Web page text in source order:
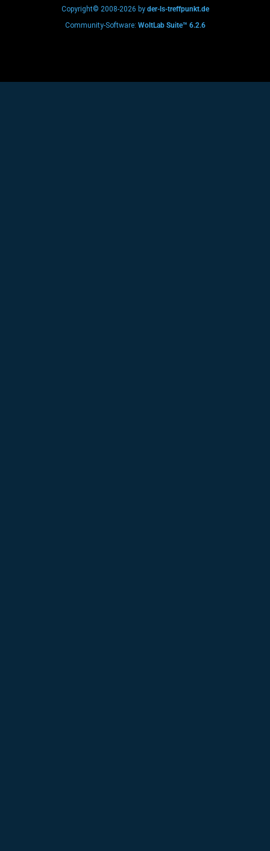
Copyright© 2008-2026 by der-ls-treffpunkt.de
Community-Software: WoltLab Suite™ 6.2.6